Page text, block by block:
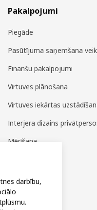
Pakalpojumi
Piegāde
Pasūtījuma saņemšana
Finanšu pakalpojumi
Virtuves plānošana
Virtuves iekārtas
Interjera dizains
Mērīšana
darbību,